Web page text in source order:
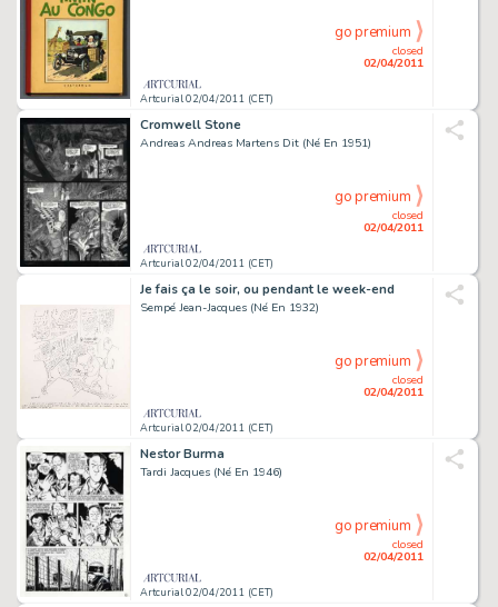
Artcurial 02/04/2011 (CET)
closed
02/04/2011
go premium
Cromwell Stone
Andreas Andreas Martens Dit (Né En 1951)
Artcurial 02/04/2011 (CET)
closed
02/04/2011
go premium
Je fais ça le soir, ou pendant le week-end
Sempé Jean-Jacques (Né En 1932)
Artcurial 02/04/2011 (CET)
closed
02/04/2011
go premium
Nestor Burma
Tardi Jacques (Né En 1946)
Artcurial 02/04/2011 (CET)
closed
02/04/2011
go premium